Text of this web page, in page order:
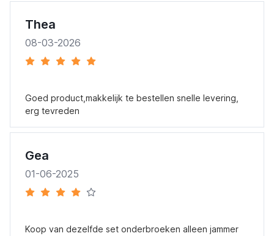
Thea
08-03-2026
Goed product,makkelijk te bestellen snelle levering,
erg tevreden
Gea
01-06-2025
Koop van dezelfde set onderbroeken alleen jammer